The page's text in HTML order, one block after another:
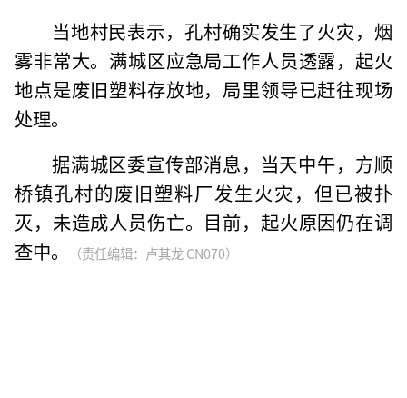
当地村民表示，孔村确实发生了火灾，烟
雾非常大。满城区应急局工作人员透露，起火
地点是废旧塑料存放地，局里领导已赶往现场
处理。
据满城区委宣传部消息，当天中午，方顺
桥镇孔村的废旧塑料厂发生火灾，但已被扑
灭，未造成人员伤亡。目前，起火原因仍在调
查中。
（责任编辑：卢其龙 CN070）